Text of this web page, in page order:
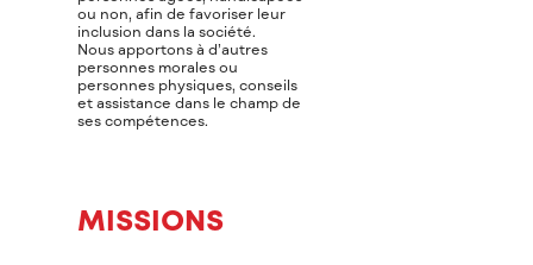
ou non, afin de favoriser leur
inclusion dans la société.
Nous apportons à d’autres
personnes morales ou
personnes physiques, conseils
et assistance dans le champ de
ses compétences.
MISSIONS